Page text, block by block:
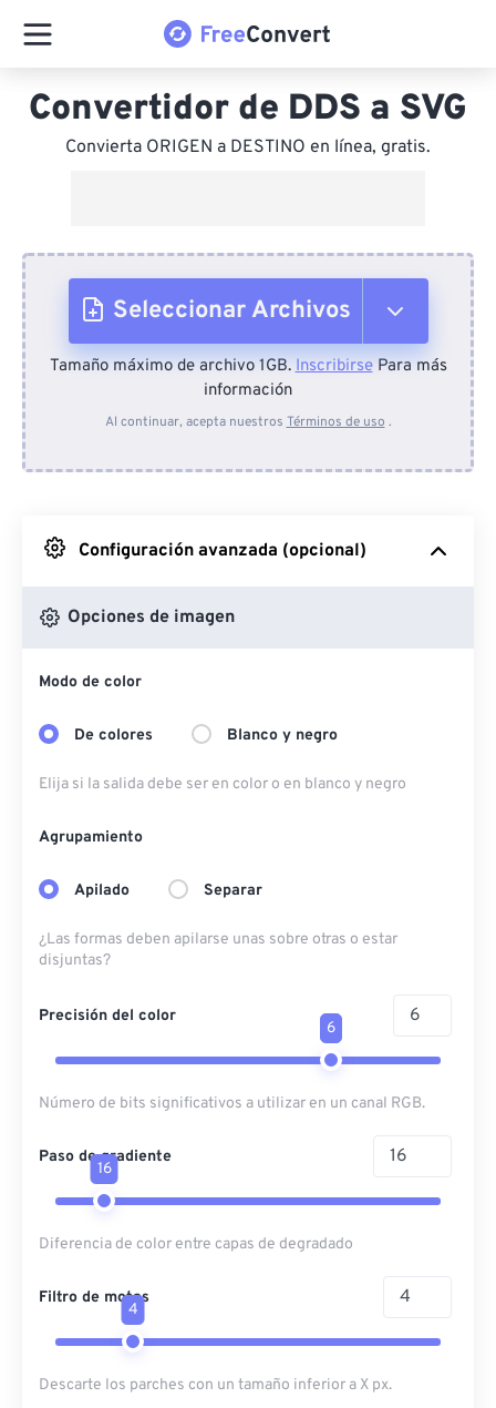
Convertidor de DDS a SVG
Convierta ORIGEN a DESTINO en línea, gratis.
Seleccionar Archivos
Desde el dispositivo
Desde Google Drive
Desde OneDrive
Desde URL
Tamaño máximo de archivo 1GB.InscribirsePara más
información
Al continuar, acepta nuestros Términos de uso .
Configuración avanzada (opcional)
Opciones de imagen
Modo de color
De colores Blanco y negro
Elija si la salida debe ser en color o en blanco y negro
Agrupamiento
Apilado Separar
¿Las formas deben apilarse unas sobre otras o estar
disjuntas?
Precisión del color
6
Número de bits significativos a utilizar en un canal RGB.
Paso de gradiente
16
Diferencia de color entre capas de degradado
Filtro de motas
4
Descarte los parches con un tamaño inferior a X px.